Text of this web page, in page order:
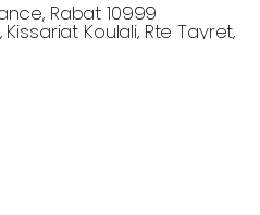
Rabat 10999
Kissariat Koulali, Rte Tayret,